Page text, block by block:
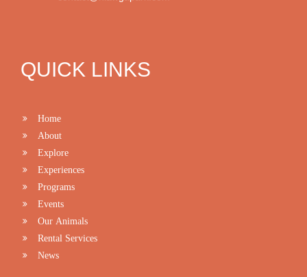
QUICK LINKS
Home
About
Explore
Experiences
Programs
Events
Our Animals
Rental Services
News